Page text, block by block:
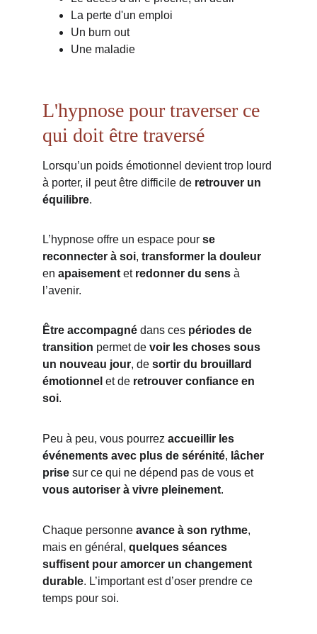
La perte d'un emploi
Un burn out
Une maladie
L'hypnose pour traverser ce
qui doit être traversé
Lorsqu’un poids émotionnel devient trop lourd
à porter, il peut être difficile de retrouver un
équilibre.
L’hypnose offre un espace pour se
reconnecter à soi, transformer la douleur
en apaisement et redonner du sens à
l’avenir.
Être accompagné dans ces périodes de
transition permet de voir les choses sous
un nouveau jour, de sortir du brouillard
émotionnel et de retrouver confiance en
soi.
Peu à peu, vous pourrez accueillir les
événements avec plus de sérénité, lâcher
prise sur ce qui ne dépend pas de vous et
vous autoriser à vivre pleinement.
Chaque personne avance à son rythme,
mais en général, quelques séances
suffisent pour amorcer un changement
durable. L’important est d’oser prendre ce
temps pour soi.